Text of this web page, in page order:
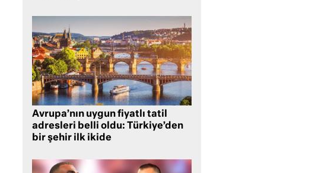
Avrupa’nın uygun fiyatlı tatil
adresleri belli oldu: Türkiye’den
bir şehir ilk ikide